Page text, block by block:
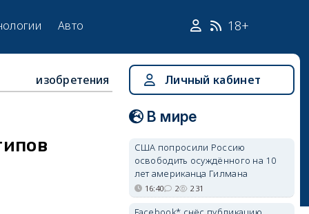
Авто 18+
изобретения Личный кабинет
В мире
США попросили Россию
освободить осуждённого на 10
лет американца Гилмана
16:40 2 231